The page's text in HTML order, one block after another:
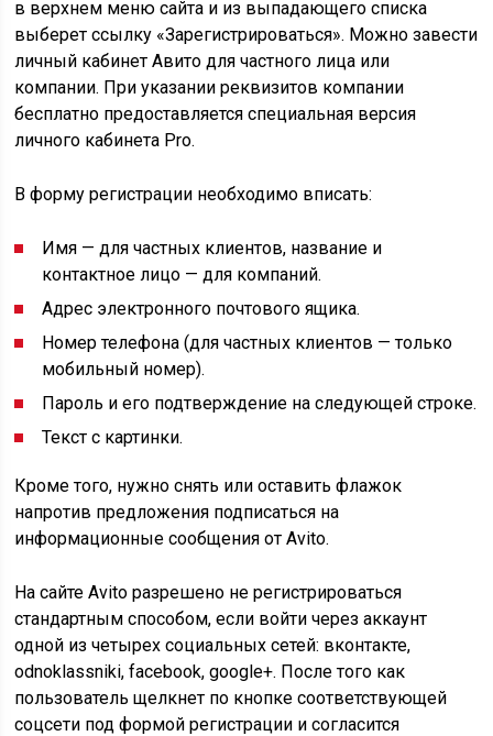
в верхнем меню сайта и из выпадающего списка
выберет ссылку «Зарегистрироваться». Можно завести
личный кабинет Авито для частного лица или
компании. При указании реквизитов компании
бесплатно предоставляется специальная версия
личного кабинета Pro.
В форму регистрации необходимо вписать:
Имя — для частных клиентов, название и
контактное лицо — для компаний.
Адрес электронного почтового ящика.
Номер телефона (для частных клиентов — только
мобильный номер).
Пароль и его подтверждение на следующей строке.
Текст с картинки.
Кроме того, нужно снять или оставить флажок
напротив предложения подписаться на
информационные сообщения от Avito.
На сайте Avito разрешено не регистрироваться
стандартным способом, если войти через аккаунт
одной из четырех социальных сетей: вконтакте,
odnoklassniki, facebook, google+. После того как
пользователь щелкнет по кнопке соответствующей
соцсети под формой регистрации и согласится